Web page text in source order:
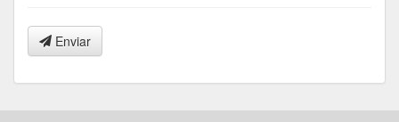
Enviar